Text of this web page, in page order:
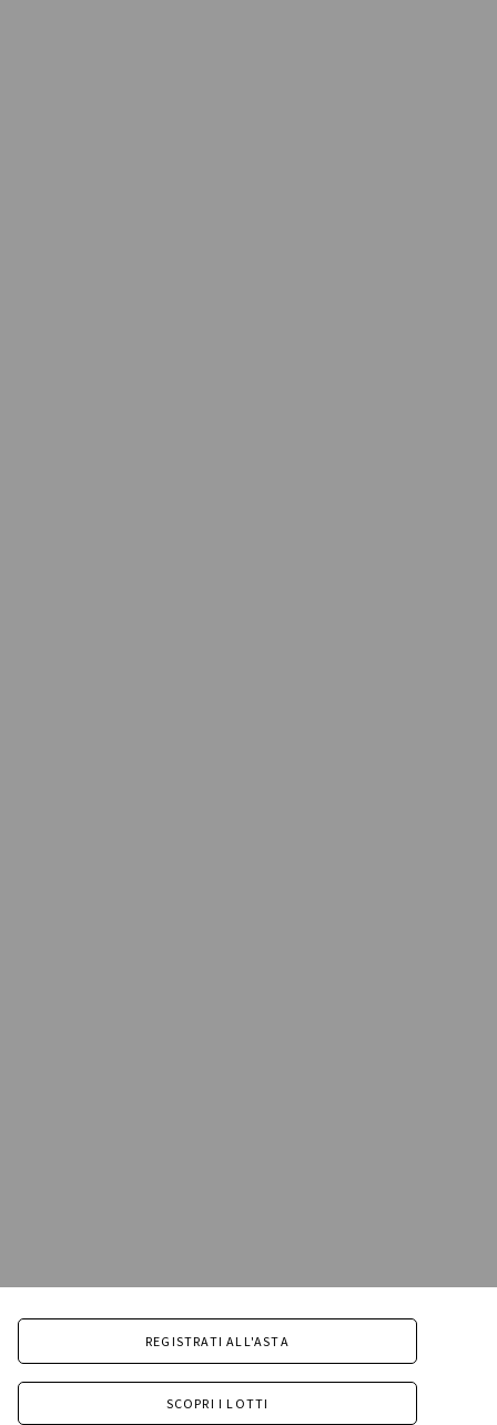
REGISTRATI ALL'ASTA
SCOPRI I LOTTI